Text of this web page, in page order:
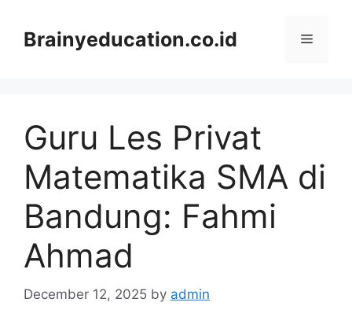
contentBrainyeducation.co.id Menu
Guru Les Privat
Matematika SMA di
Bandung: Fahmi
Ahmad
December 12, 2025 by admin